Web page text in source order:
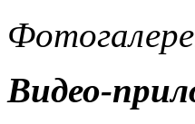
Видео-